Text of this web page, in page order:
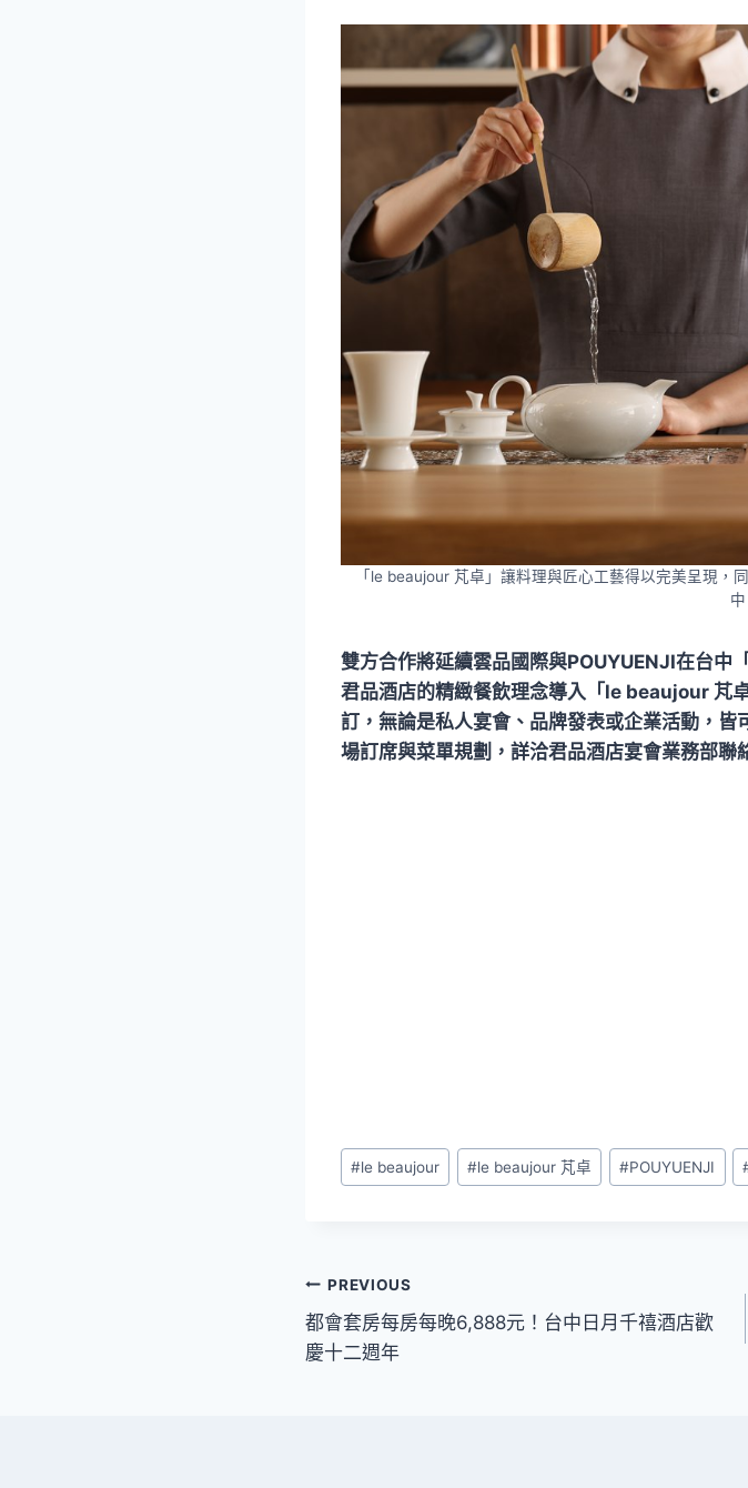
「le beaujour 芃卓」讓料理與匠心工藝得以完美呈現，
中
雙方合作將延續雲品國際與POUYUENJI在台中
君品酒店的精緻餐飲理念導入「le beaujour 芃
訂，無論是私人宴會、品牌發表或企業活動，
場訂席與菜單規劃，詳洽君品酒店宴會業務部
Post
Tags:
#le beaujour #le beaujour 芃卓 #POUYUENJI
文
章
PREVIOUS
都會套房每房每晚6,888元！台中日月千禧酒店歡
慶十二週年